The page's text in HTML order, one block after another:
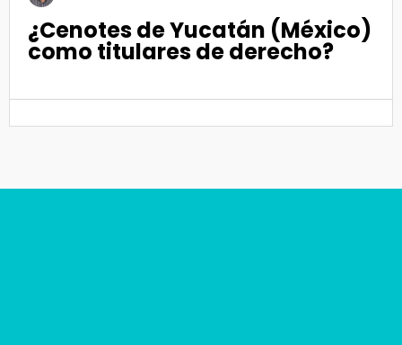
Nov 2022
¿Cenotes de Yucatán (México)
como titulares de derecho?